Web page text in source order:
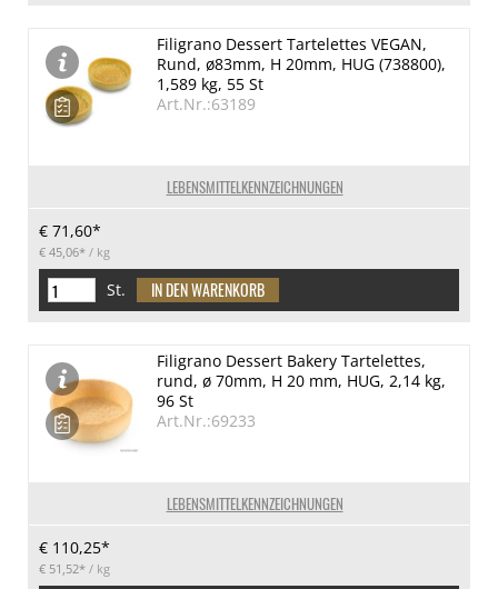
LEBENSMITTELKENNZEICHNUNGEN
Filigrano Dessert Tartelettes VEGAN,
Rund, ø83mm, H 20mm, HUG (738800),
1,589 kg, 55 St
Art.Nr.:63189
€ 71,60*
€ 45,06* / kg
St.
LEBENSMITTELKENNZEICHNUNGEN
Filigrano Dessert Bakery Tartelettes,
rund, ø 70mm, H 20 mm, HUG, 2,14 kg,
96 St
Art.Nr.:69233
€ 110,25*
€ 51,52* / kg